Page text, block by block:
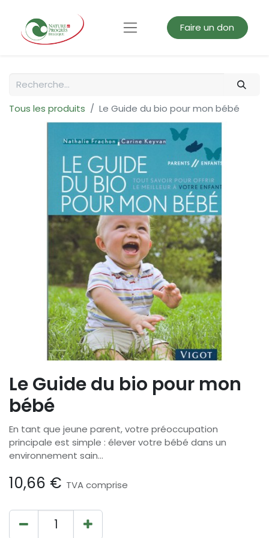
Faire un don
Tous les produits Le Guide du bio pour mon bébé
Le Guide du bio pour mon
bébé
En tant que jeune parent, votre préoccupation
principale est simple : élever votre bébé dans un
environnement sain...
10,66 € TVA comprise